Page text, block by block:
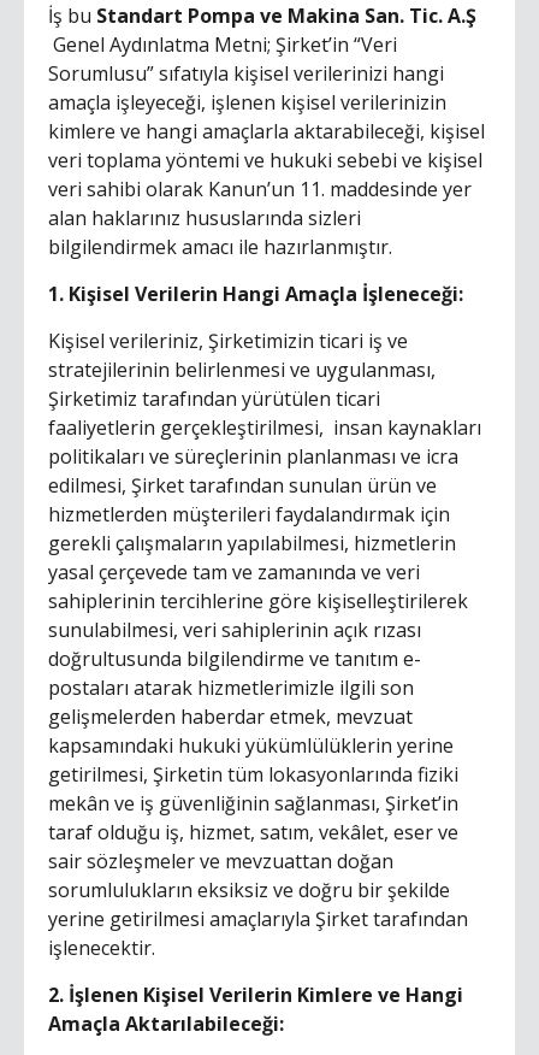
İş bu Standart Pompa ve Makina San. Tic. A.Ş
Genel Aydınlatma Metni; Şirket’in “Veri
Sorumlusu” sıfatıyla kişisel verilerinizi hangi
amaçla işleyeceği, işlenen kişisel verilerinizin
kimlere ve hangi amaçlarla aktarabileceği, kişisel
veri toplama yöntemi ve hukuki sebebi ve kişisel
veri sahibi olarak Kanun’un 11. maddesinde yer
alan haklarınız hususlarında sizleri
bilgilendirmek amacı ile hazırlanmıştır.
1. Kişisel Verilerin Hangi Amaçla İşleneceği:
Kişisel verileriniz, Şirketimizin ticari iş ve
stratejilerinin belirlenmesi ve uygulanması,
Şirketimiz tarafından yürütülen ticari
faaliyetlerin gerçekleştirilmesi, insan kaynakları
politikaları ve süreçlerinin planlanması ve icra
edilmesi, Şirket tarafından sunulan ürün ve
hizmetlerden müşterileri faydalandırmak için
gerekli çalışmaların yapılabilmesi, hizmetlerin
yasal çerçevede tam ve zamanında ve veri
sahiplerinin tercihlerine göre kişiselleştirilerek
sunulabilmesi, veri sahiplerinin açık rızası
doğrultusunda bilgilendirme ve tanıtım e-
postaları atarak hizmetlerimizle ilgili son
gelişmelerden haberdar etmek, mevzuat
kapsamındaki hukuki yükümlülüklerin yerine
getirilmesi, Şirketin tüm lokasyonlarında fiziki
mekân ve iş güvenliğinin sağlanması, Şirket’in
taraf olduğu iş, hizmet, satım, vekâlet, eser ve
sair sözleşmeler ve mevzuattan doğan
sorumlulukların eksiksiz ve doğru bir şekilde
yerine getirilmesi amaçlarıyla Şirket tarafından
işlenecektir.
2. İşlenen Kişisel Verilerin Kimlere ve Hangi
Amaçla Aktarılabileceği: